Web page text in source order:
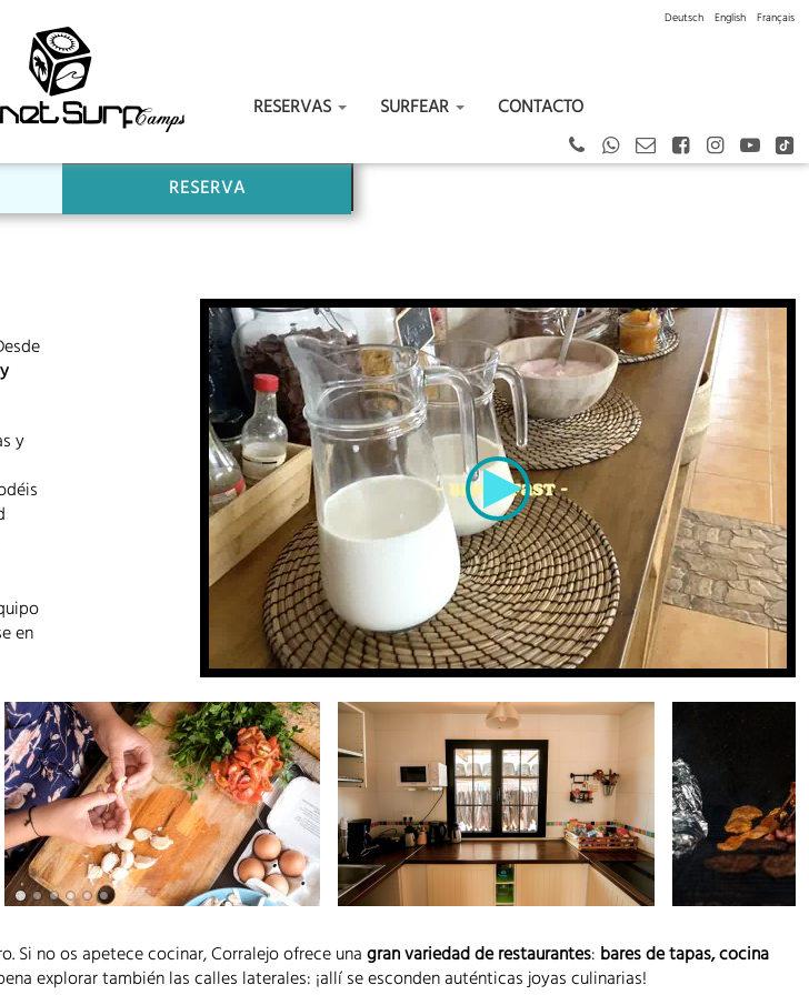
Deutsch English Français
RESERVAS SURFEAR CONTACTO
RESERVA
y
en
Si no os apetece cocinar, Corralejo ofrece unagran variedad de restaurantes: bares de tapas, cocina
explorar también las calles laterales: ¡allí se esconden auténticas joyas culinarias!